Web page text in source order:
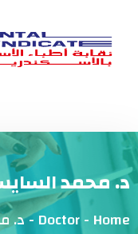
د. محمد
Home
-
Doctor
-د.